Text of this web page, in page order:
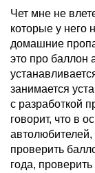
Чет мне не
которые у него
домашние
это про баллон
занимается
с разработкой
говорит, что в
автолюбителей,
проверить
года,